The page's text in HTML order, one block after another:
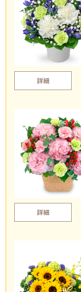
詳細
詳細